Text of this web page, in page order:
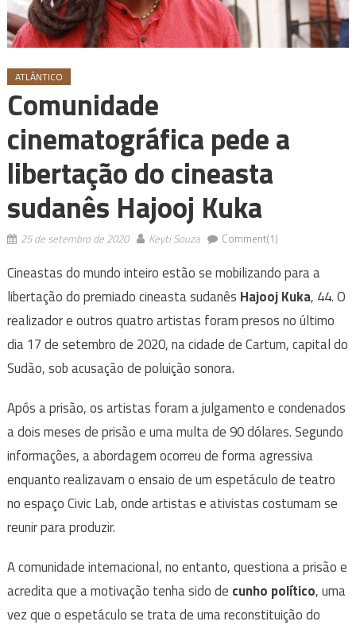
ATLÂNTICO
Comunidade
cinematográfica pede a
libertação do cineasta
sudanês Hajooj Kuka
25 de setembro de 2020 Keyti Souza Comment(1)
Cineastas do mundo inteiro estão se mobilizando para a
libertação do premiado cineasta sudanês Hajooj Kuka, 44. O
realizador e outros quatro artistas foram presos no último
dia 17 de setembro de 2020, na cidade de Cartum, capital do
Sudão, sob acusação de poluição sonora.
Após a prisão, os artistas foram a julgamento e condenados
a dois meses de prisão e uma multa de 90 dólares. Segundo
informações, a abordagem ocorreu de forma agressiva
enquanto realizavam o ensaio de um espetáculo de teatro
no espaço Civic Lab, onde artistas e ativistas costumam se
reunir para produzir.
A comunidade internacional, no entanto, questiona a prisão e
acredita que a motivação tenha sido de cunho político, uma
vez que o espetáculo se trata de uma reconstituição do